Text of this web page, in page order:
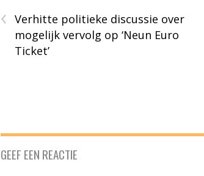
‹ Verhitte politieke discussie over
mogelijk vervolg op ‘Neun Euro
Ticket’
GEEF EEN REACTIE